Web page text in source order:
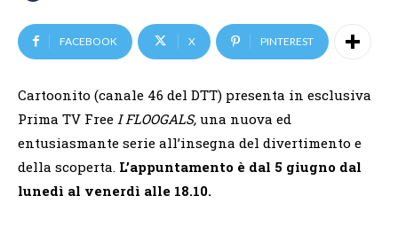
FACEBOOK X PINTEREST
Cartoonito (canale 46 del DTT) presenta in esclusiva
Prima TV Free I FLOOGALS, una nuova ed
entusiasmante serie all’insegna del divertimento e
della scoperta. L’appuntamento è dal 5 giugno dal
lunedì al venerdì alle 18.10.